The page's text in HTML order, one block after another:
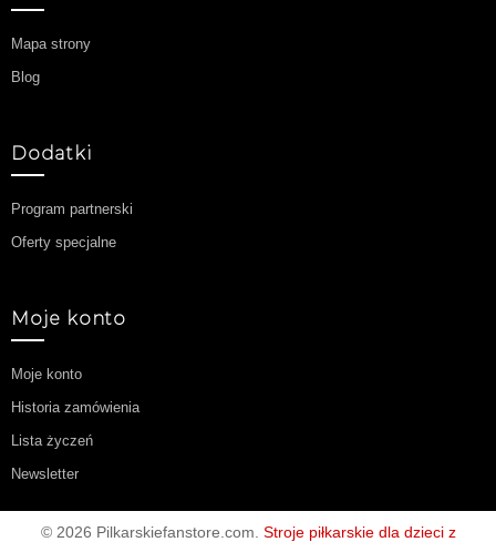
Mapa strony
Blog
Dodatki
Program partnerski
Oferty specjalne
Moje konto
Moje konto
Historia zamówienia
Lista życzeń
Newsletter
© 2026 Pilkarskiefanstore.com. Stroje piłkarskie dla dzieci z